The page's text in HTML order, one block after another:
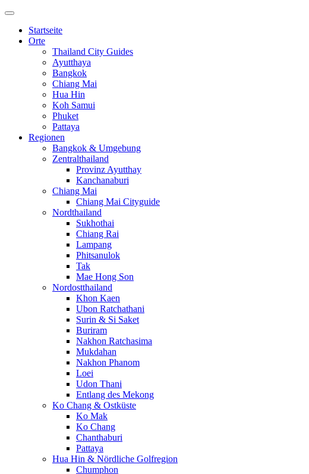
Startseite
Orte
Thailand City Guides
Ayutthaya
Bangkok
Chiang Mai
Hua Hin
Koh Samui
Phuket
Pattaya
Regionen
Bangkok & Umgebung
Zentralthailand
Provinz Ayutthay
Kanchanaburi
Chiang Mai
Chiang Mai Cityguide
Nordthailand
Sukhothai
Chiang Rai
Lampang
Phitsanulok
Tak
Mae Hong Son
Nordostthailand
Khon Kaen
Ubon Ratchathani
Surin & Si Saket
Buriram
Nakhon Ratchasima
Mukdahan
Nakhon Phanom
Loei
Udon Thani
Entlang des Mekong
Ko Chang & Ostküste
Ko Mak
Ko Chang
Chanthaburi
Pattaya
Hua Hin & Nördliche Golfregion
Chumphon